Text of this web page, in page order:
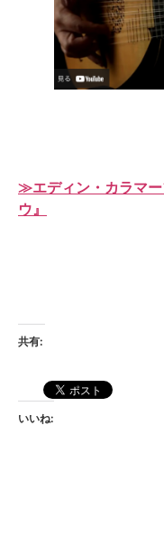
≫エディン・カラマ
ウ』
共有:
いいね: